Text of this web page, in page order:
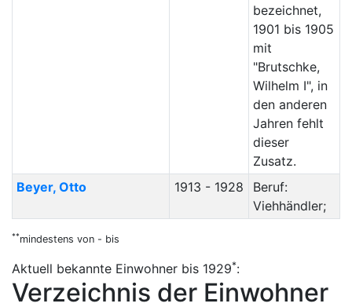
bezeichnet,
1901 bis 1905
mit
"Brutschke,
Wilhelm I", in
den anderen
Jahren fehlt
dieser
Zusatz.
Beyer, Otto 1913 - 1928
Beruf:
Viehhändler;
**mindestens von - bis
Aktuell bekannte Einwohner bis 1929*:
Verzeichnis der Einwohner